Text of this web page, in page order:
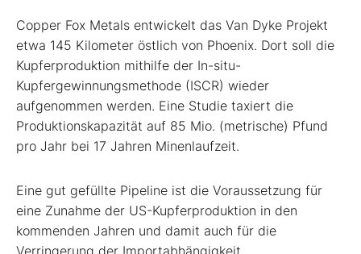
Copper Fox Metals entwickelt das Van Dyke Projekt
etwa 145 Kilometer östlich von Phoenix. Dort soll die
Kupferproduktion mithilfe der In-situ-
Kupfergewinnungsmethode (ISCR) wieder
aufgenommen werden. Eine Studie taxiert die
Produktionskapazität auf 85 Mio. (metrische) Pfund
pro Jahr bei 17 Jahren Minenlaufzeit.
Eine gut gefüllte Pipeline ist die Voraussetzung für
eine Zunahme der US-Kupferproduktion in den
kommenden Jahren und damit auch für die
Verringerung der Importabhängigkeit.